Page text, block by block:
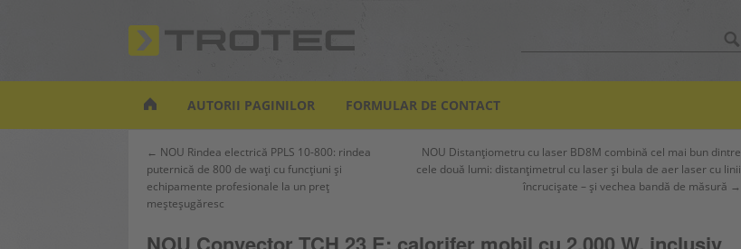
m
AUTORII PAGINILOR FORMULAR DE CONTACT
Navigare
în
articole
← NOU Rindea electrică PPLS 10-800: rindea
puternică de 800 de wați cu funcțiuni și
echipamente profesionale la un preț
meșteșugăresc
NOU Distanțiometru cu laser BD8M combină cel mai bun dintre
cele două lumi: distanțimetrul cu laser și bula de aer laser cu linii
încrucișate – și vechea bandă de măsură →